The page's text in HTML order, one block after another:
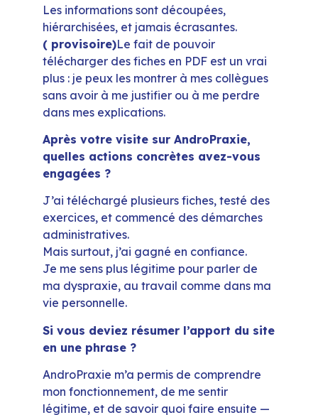
Les informations sont découpées,
hiérarchisées, et jamais écrasantes.
( provisoire)Le fait de pouvoir
télécharger des fiches en PDF est un vrai
plus : je peux les montrer à mes collègues
sans avoir à me justifier ou à me perdre
dans mes explications.
Après votre visite sur AndroPraxie,
quelles actions concrètes avez-vous
engagées ?
J’ai téléchargé plusieurs fiches, testé des
exercices, et commencé des démarches
administratives.
Mais surtout, j’ai gagné en confiance.
Je me sens plus légitime pour parler de
ma dyspraxie, au travail comme dans ma
vie personnelle.
Si vous deviez résumer l’apport du site
en une phrase ?
AndroPraxie m’a permis de comprendre
mon fonctionnement, de me sentir
légitime, et de savoir quoi faire ensuite —